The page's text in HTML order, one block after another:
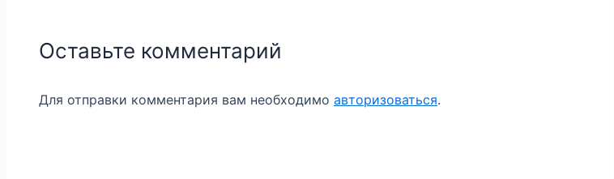
Оставьте комментарий
Для отправки комментария вам необходимо авторизоваться.